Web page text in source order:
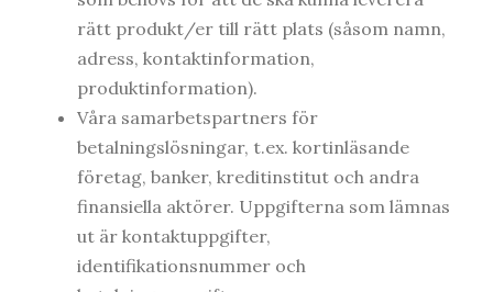
rätt produkt/er till rätt plats (såsom namn,
adress, kontaktinformation,
produktinformation).
Våra samarbetspartners för
betalningslösningar, t.ex. kortinläsande
företag, banker, kreditinstitut och andra
finansiella aktörer. Uppgifterna som lämnas
ut är kontaktuppgifter,
identifikationsnummer och